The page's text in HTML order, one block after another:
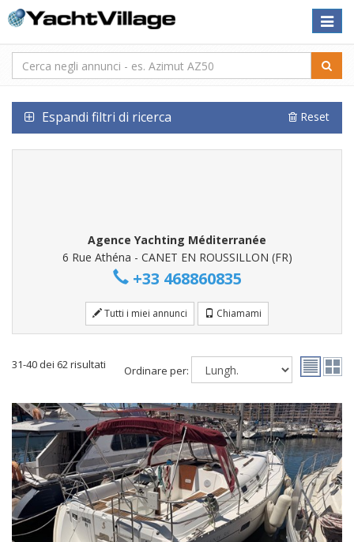
Toggle
Espandi filtri di ricerca Reset
Agence Yachting Méditerranée
6 Rue Athéna - CANET EN ROUSSILLON (FR)
+33 468860835
Tutti i miei annunci Chiamami
31-40 dei 62 risultati Ordinare per: